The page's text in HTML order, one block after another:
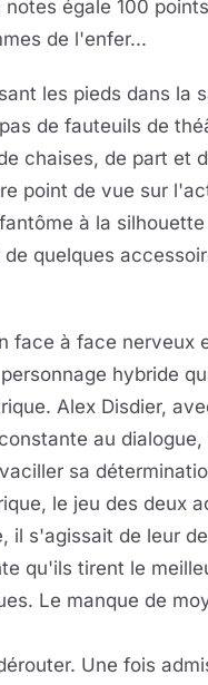
égale 100
de l'enfer...
les pieds dans la
de fauteuils de
chaises, de part et
point de vue sur
à la
quelques
face à face nerveux
hybride
Alex Disdier,
au
sa
le jeu des deux
il s'agissait de leur
qu'ils tirent le
Le manque de
Une fois